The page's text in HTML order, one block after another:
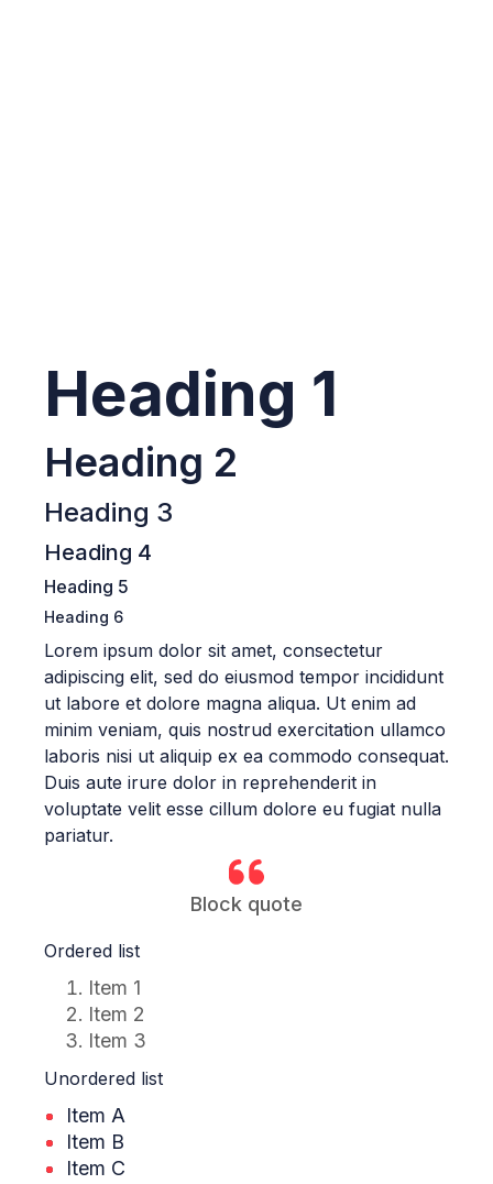
Heading 1
Heading 2
Heading 3
Heading 4
Heading 5
Heading 6
Lorem ipsum dolor sit amet, consectetur
adipiscing elit, sed do eiusmod tempor incididunt
ut labore et dolore magna aliqua. Ut enim ad
minim veniam, quis nostrud exercitation ullamco
laboris nisi ut aliquip ex ea commodo consequat.
Duis aute irure dolor in reprehenderit in
voluptate velit esse cillum dolore eu fugiat nulla
pariatur.
Block quote
Ordered list
Item 1
Item 2
Item 3
Unordered list
Item A
Item B
Item C